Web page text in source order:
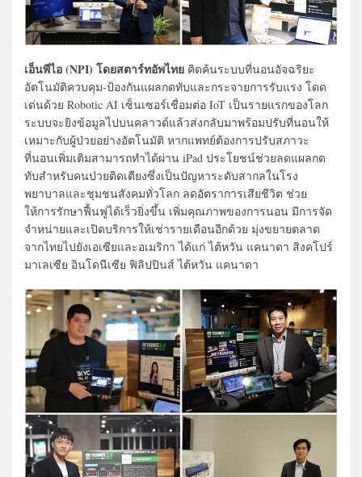
เอ็นพีไอ (NPI) โดยสตาร์ทอัพไทย คิดค้นระบบที่นอนอัจฉริยะ
อัตโนมัติควบคุม-ป้องกันแผลกดทับและกระจายการรับแรง โดด
เด่นด้วย Robotic AI เซ็นเซอร์เชื่อมต่อ IoT เป็นรายแรกของโลก
ระบบจะยิงข้อมูลไปบนคลาวด์แล้วส่งกลับมาพร้อมปรับที่นอนให้
เหมาะกับผู้ป่วยอย่างอัตโนมัติ หากแพทย์ต้องการปรับสภาวะ
ที่นอนเพิ่มเติมสามารถทำได้ผ่าน iPad ประโยชน์ช่วยลดแผลกด
ทับสำหรับคนป่วยติดเตียงซึ่งเป็นปัญหาระดับสากลในโรง
พยาบาลและชุมชนสังคมทั่วโลก ลดอัตราการเสียชีวิต ช่วย
ให้การรักษาฟื้นฟูได้เร็วยิ่งขึ้น เพิ่มคุณภาพของการนอน มีการจัด
จำหน่ายและเปิดบริการให้เช่ารายเดือนอีกด้วย มุ่งขยายตลาด
จากไทยไปยังเอเซียและอเมริกา ได้แก่ ไต้หวัน แคนาดา สิงคโปร์
มาเลเซีย อินโดนีเซีย ฟิลิปปินส์ ไต้หวัน แคนาดา